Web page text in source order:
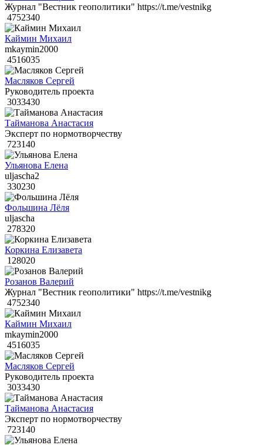
Журнал "Вестник геополитики" https://t.me/vestnikg
4752340
Каймин Михаил
mkaymin2000
4516035
Масляков Сергей
Руководитель проекта
3033430
Тайманова Анастасия
Эксперт по нормотворчеству
723140
Ульянова Елена
uljascha2
330230
Фольшина Лёля
uljascha
278320
Коркина Елизавета
128020
Розанов Валерий
Журнал "Вестник геополитики" https://t.me/vestnikg
4752340
Каймин Михаил
mkaymin2000
4516035
Масляков Сергей
Руководитель проекта
3033430
Тайманова Анастасия
Эксперт по нормотворчеству
723140